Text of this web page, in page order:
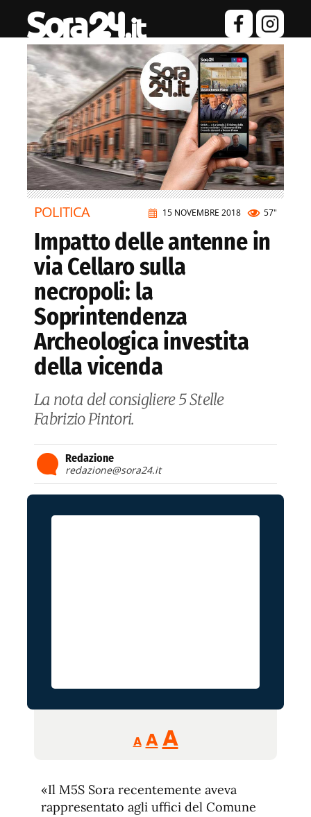
15 NOVEMBRE 2018 57"
POLITICA
Impatto delle antenne in
via Cellaro sulla
necropoli: la
Soprintendenza
Archeologica investita
della vicenda
La nota del consigliere 5 Stelle
Fabrizio Pintori.
Redazione
redazione@sora24.it
A
Reducir
tamaño
A Restablecer
fuente
AAumentar
de
«Il M5S Sora recentemente aveva
rappresentato agli uffici del Comune